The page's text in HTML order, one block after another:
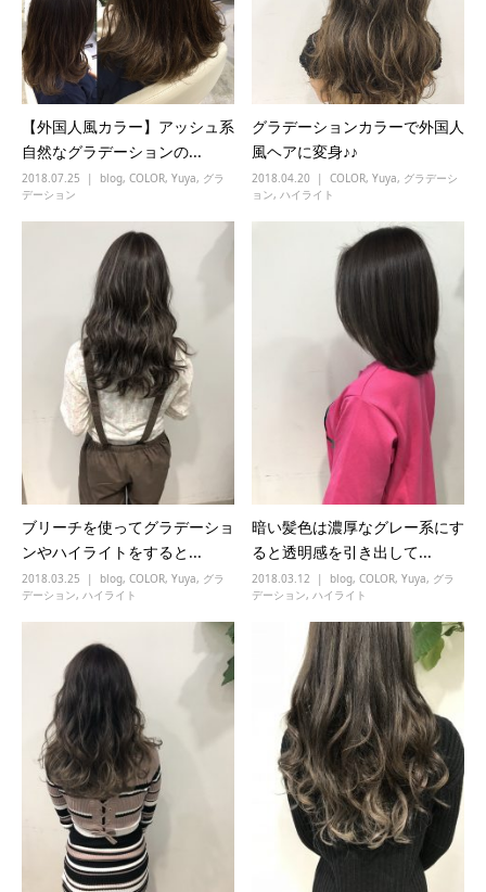
【外国人風カラー】アッシュ系
自然なグラデーションの...
2018.07.25 blog, COLOR, Yuya, グラ
デーション
グラデーションカラーで外国人
風ヘアに変身♪♪
2018.04.20 COLOR, Yuya, グラデーシ
ョン, ハイライト
ブリーチを使ってグラデーショ
ンやハイライトをすると...
2018.03.25 blog, COLOR, Yuya, グラ
デーション, ハイライト
暗い髪色は濃厚なグレー系にす
ると透明感を引き出して...
2018.03.12 blog, COLOR, Yuya, グラ
デーション, ハイライト